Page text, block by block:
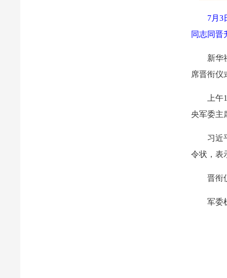
7月3
同志同晋
新华
席晋衔仪
上
央军委主
习近
令状，表
晋衔
军委